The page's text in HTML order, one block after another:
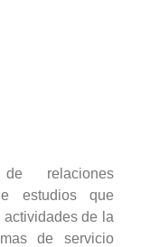
relaciones
estudios que
de la
de servicio